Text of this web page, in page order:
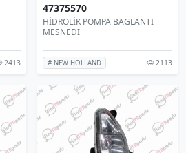
2413
47375570
HİDROLİK POMPA BAGLANTI
MESNEDİ
# NEW HOLLAND 2113